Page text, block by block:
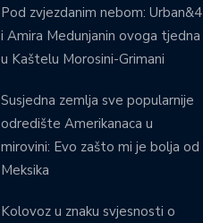
Pod zvjezdanim nebom: Urban&4
i Amira Medunjanin ovoga tjedna
u Kaštelu Morosini-Grimani
Susjedna zemlja sve popularnije
odredište Amerikanaca u
mirovini: Evo zašto mi je bolja od
Meksika
Kolovoz u znaku svjesnosti o